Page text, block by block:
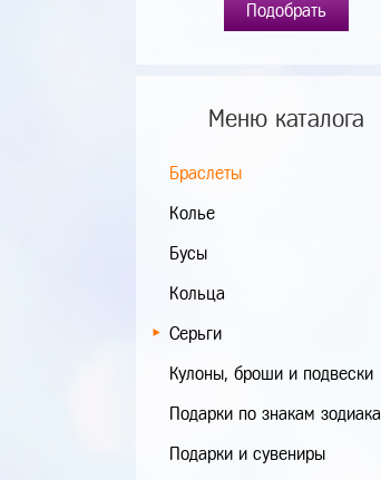
Подобрать
Меню каталога
Браслеты
Колье
Бусы
Кольца
Серьги
Кулоны, броши и подвески
Подарки по знакам зодиака
Подарки и сувениры